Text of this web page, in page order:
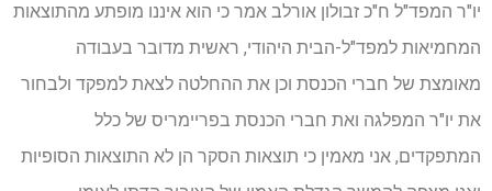
יו"ר המפד"ל ח"כ זבולון אורלב אמר כי הוא איננו מופתע מהתוצאות
המחמיאות למפד"ל-הבית היהודי, ראשית מדובר בעבודה
מאומצת של חברי הכנסת וכן את ההחלטה לצאת למפקד ולבחור
את יו"ר המפלגה ואת חברי הכנסת בפריימריס של כלל
המתפקדים, אני מאמין כי תוצאות הסקר הן לא התוצאות הסופיות